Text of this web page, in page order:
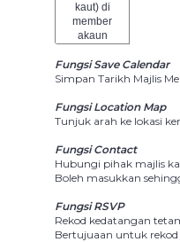
kaut) di
member
akaun
Fungsi Save Calendar
Simpan Tarikh Majlis
Fungsi Location Map
Tunjuk arah ke lokasi
Fungsi Contact
Hubungi pihak majlis
Boleh masukkan
Fungsi RSVP
Rekod kedatangan
Bertujuaan untuk